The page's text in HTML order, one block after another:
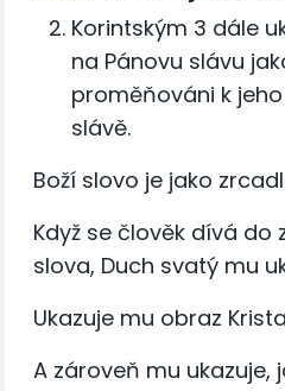
Korintským 3 dále
na Pánovu slávu
proměňováni k
slávě.
Boží slovo je jako
Když se člověk dívá do
slova, Duch svatý mu
Ukazuje mu obraz
A zároveň mu ukazuje,